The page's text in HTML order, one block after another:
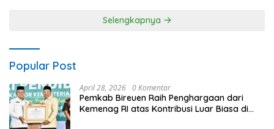
Selengkapnya
Popular Post
April 28, 2026 0 Komentar
Pemkab Bireuen Raih Penghargaan dari
Kemenag RI atas Kontribusi Luar Biasa di